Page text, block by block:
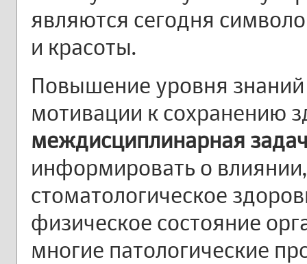
являются сегодня
и красоты.
Повышение уровня
мотивации к сохранению
междисциплинарная
информировать о
стоматологическое
физическое состояние
многие патологические